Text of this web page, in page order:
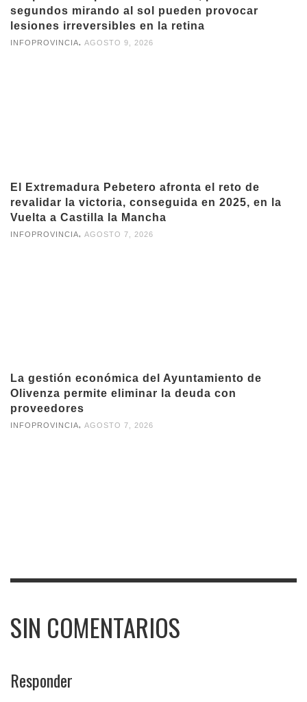
segundos mirando al sol pueden provocar
lesiones irreversibles en la retina
INFOPROVINCIA AGOSTO 9, 2026
El Extremadura Pebetero afronta el reto de
revalidar la victoria, conseguida en 2025, en la
Vuelta a Castilla la Mancha
INFOPROVINCIA AGOSTO 7, 2026
La gestión económica del Ayuntamiento de
Olivenza permite eliminar la deuda con
proveedores
INFOPROVINCIA, AGOSTO 7, 2026
SIN COMENTARIOS
Responder